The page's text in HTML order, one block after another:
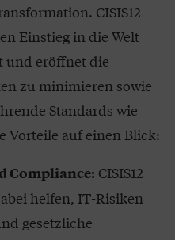
CISIS12
Einstieg in die Welt
und eröffnet die
zu minimieren sowie
Standards wie
Vorteile auf einen Blick:
Compliance: CISIS12
helfen, IT-Risiken
gesetzliche